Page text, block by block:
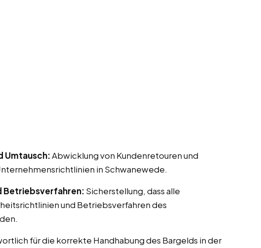
Umtausch:Abwicklung von Kundenretouren und
in Schwanewede.
Betriebsverfahren: Sicherstellung, dass alle
und Betriebsverfahren des
für die korrekte Handhabung des Bargelds in der